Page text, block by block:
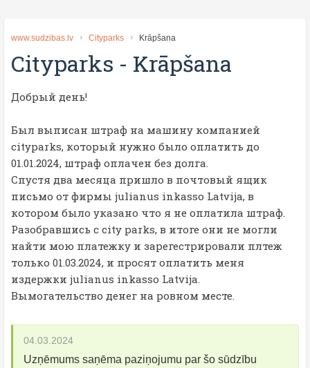
www.sudzibas.lv Cityparks Krāpšana
Cityparks - Krāpšana
Добрый день!
Был выписан штраф на машину компанией
cityparks, который нужно было оплатить до
01.01.2024, штраф оплачен без долга.
Спустя два месяца пришло в почтовый ящик
письмо от фирмы julianus inkasso Latvija, в
котором было указано что я не оплатила штраф.
Разобравшись с city parks, в итоге они не могли
найти мою платежку и зарегестрировали плтеж
только 01.03.2024, и просят оплатить меня
издержки julianus inkasso Latvija.
Вымогательство денег на ровном месте.
04.03.2024
Uzņēmums saņēma paziņojumu par šo sūdzību